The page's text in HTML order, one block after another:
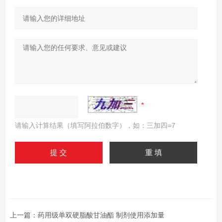
请输入计算结果（填写阿拉伯数字），如：三加四=7
上一篇： 药用级单双硬脂酸甘油酯 制剂使用添加量